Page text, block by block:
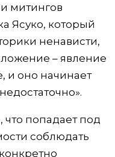
митингов
Ясуко, который
ненависти,
– явление
и оно начинает
попадает под
соблюдать